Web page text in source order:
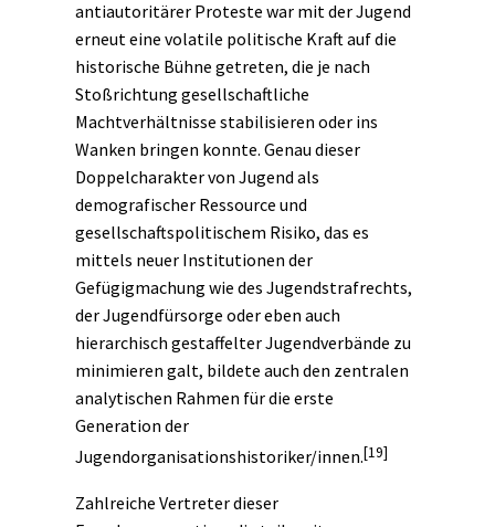
antiautoritärer Proteste war mit der Jugend
erneut eine volatile politische Kraft auf die
historische Bühne getreten, die je nach
Stoßrichtung gesellschaftliche
Machtverhältnisse stabilisieren oder ins
Wanken bringen konnte. Genau dieser
Doppelcharakter von Jugend als
demografischer Ressource und
gesellschaftspolitischem Risiko, das es
mittels neuer Institutionen der
Gefügigmachung wie des Jugendstrafrechts,
der Jugendfürsorge oder eben auch
hierarchisch gestaffelter Jugendverbände zu
minimieren galt, bildete auch den zentralen
analytischen Rahmen für die erste
Generation der
Jugendorganisationshistoriker/innen.[19]
Zahlreiche Vertreter dieser